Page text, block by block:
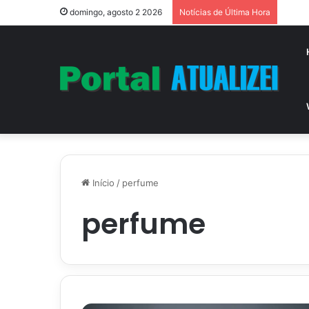
domingo, agosto 2 2026 Notícias de Última Hora
Início / perfume
perfume